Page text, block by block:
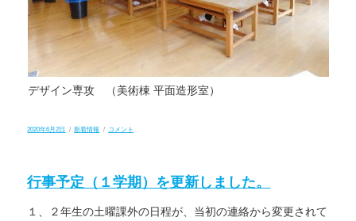
デザイン専攻 （美術棟 平面造形室）
投
2020年6月2日
カ
新着情報
6/1(月)
に
コメント
行事予定（１学期）を更新しました。
１、２年生の土曜課外の日程が、当初の連絡から変更されて